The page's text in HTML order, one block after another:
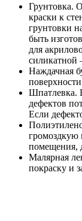
Грунтовка.
краски к
грунтовки
быть
для
силикатной
Наждачная
Шпатлевка.
дефектов
Если
громоздкую
помещения,
Малярная
покраску и